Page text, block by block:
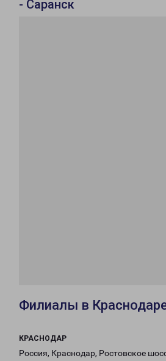
- Саранск
Филиалы в
КРАСНОДАР
Россия, Краснодар, Ростовское